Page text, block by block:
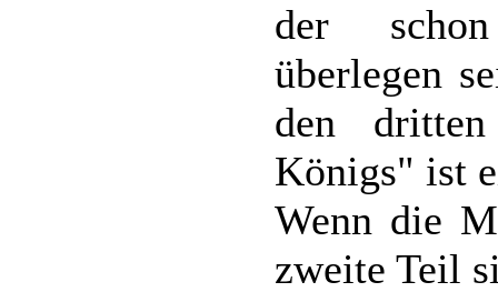
der
überlegen
den
Königs" ist
Wenn die
zweite Teil